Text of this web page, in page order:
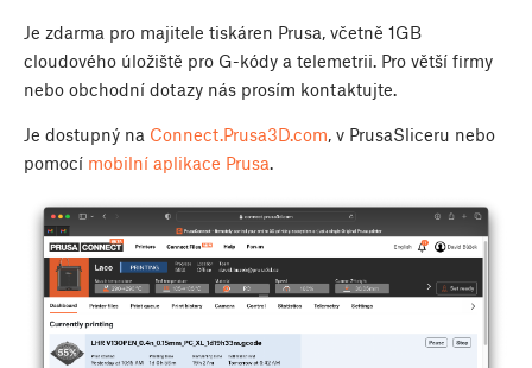
Je zdarma pro majitele tiskáren Prusa, včetně 1GB
cloudového úložiště pro G-kódy a telemetrii. Pro větší firmy
nebo obchodní dotazy nás prosím kontaktujte.
Je dostupný na Connect.Prusa3D.com, v PrusaSliceru nebo
pomocí mobilní aplikace Prusa.